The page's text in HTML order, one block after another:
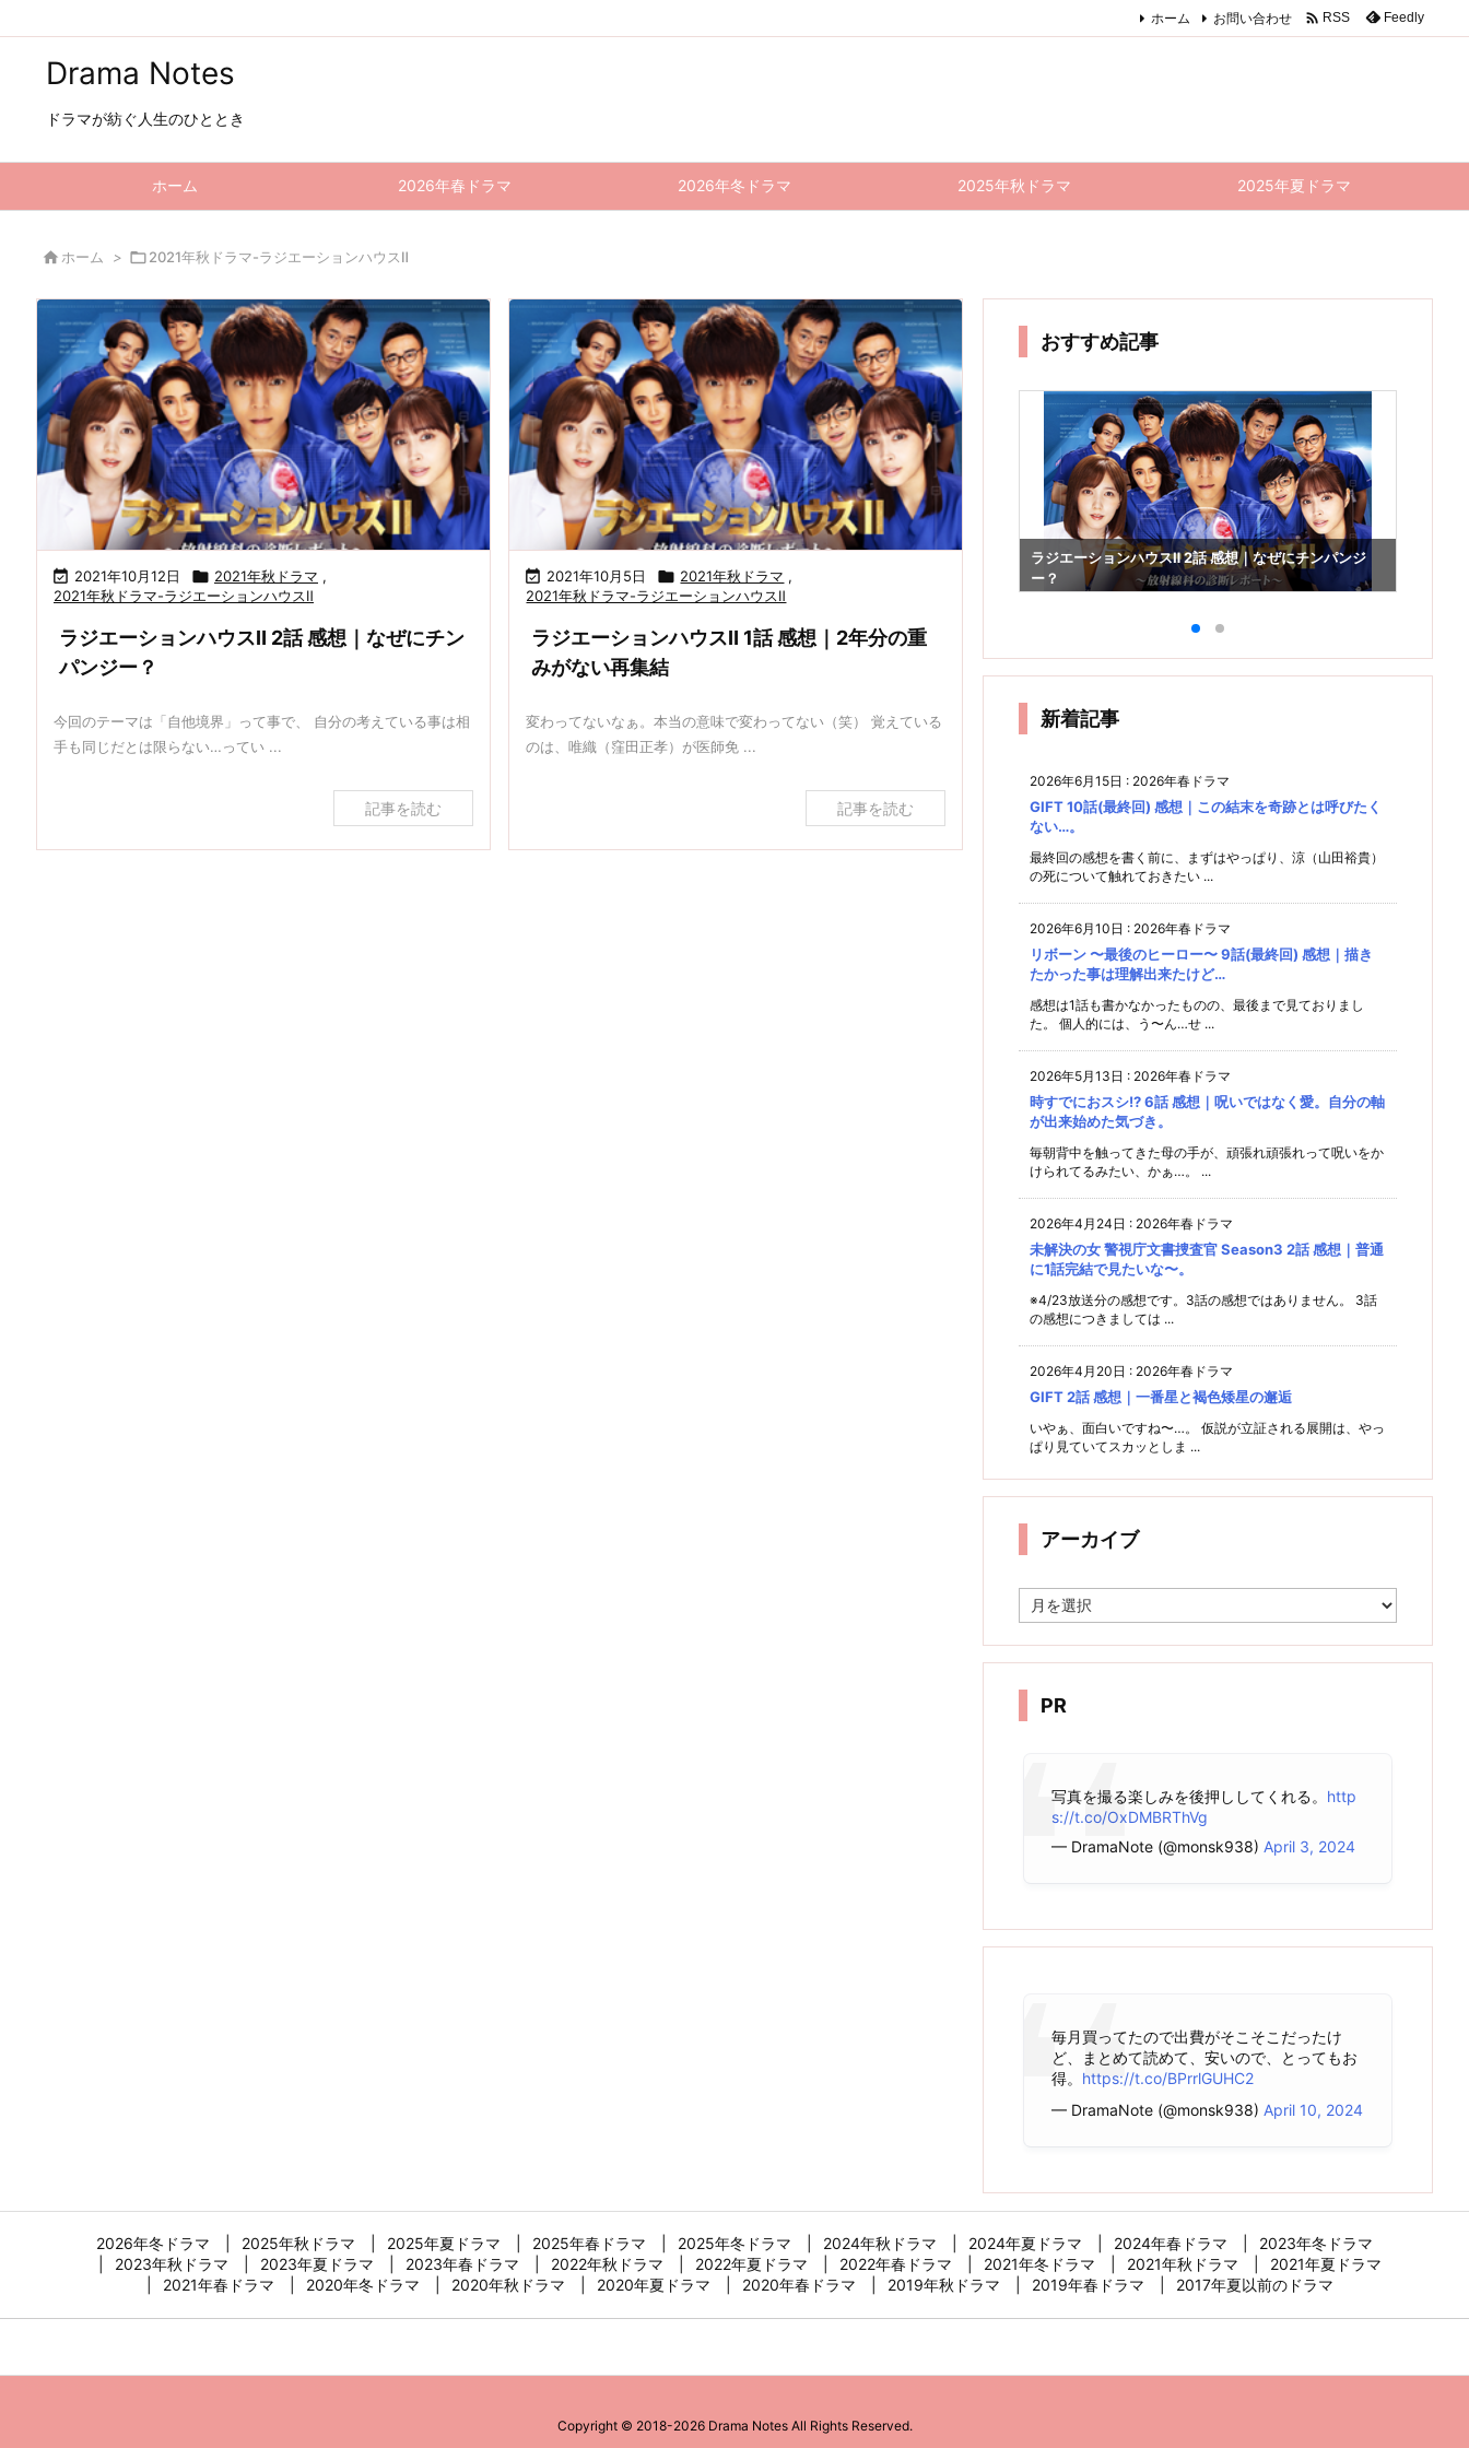
Drama Notes
ドラマが紡ぐ人生のひととき
ホーム 2026年春ドラマ 2026年冬ドラマ 2025年秋ドラマ 2025年夏ドラマ
ホーム お問い合わせ  RSS Feedly
 ホーム > 2021年秋ドラマ-ラジエーションハウスⅡ
 2021年10月12日  2021年秋ドラマ ,
2021年秋ドラマ-ラジエーションハウスⅡ
ラジエーションハウスⅡ 2話 感想｜なぜにチン
パンジー？
今回のテーマは「自他境界」って事で、 自分の考えている事は相
手も同じだとは限らない…ってい ...
記事を読む
 2021年10月5日  2021年秋ドラマ ,
2021年秋ドラマ-ラジエーションハウスⅡ
ラジエーションハウスⅡ 1話 感想｜2年分の重
みがない再集結
変わってないなぁ。本当の意味で変わってない（笑） 覚えている
のは、唯織（窪田正孝）が医師免 ...
記事を読む
おすすめ記事
ラジエーションハウスⅡ 2話 感想｜なぜにチンパンジ ラジエーションハウスⅡ 1話 感想｜2年分の重みがない
再集結
ラジエーションハウスⅡ 2話 感想｜なぜにチンパンジ
ー？
新着記事
2026年6月15日 : 2026年春ドラマ
GIFT 10話(最終回) 感想｜この結末を奇跡とは呼びたく
ない…。
最終回の感想を書く前に、まずはやっぱり、涼（山田裕貴）
の死について触れておきたい ...
2026年6月10日 : 2026年春ドラマ
リボーン 〜最後のヒーロー〜 9話(最終回) 感想｜描き
たかった事は理解出来たけど…
感想は1話も書かなかったものの、最後まで見ておりまし
た。 個人的には、う〜ん…せ ...
2026年5月13日 : 2026年春ドラマ
時すでにおスシ!? 6話 感想｜呪いではなく愛。自分の軸
が出来始めた気づき。
毎朝背中を触ってきた母の手が、頑張れ頑張れって呪いをか
けられてるみたい、かぁ…。 ...
2026年4月24日 : 2026年春ドラマ
未解決の女 警視庁文書捜査官 Season3 2話 感想｜普通
に1話完結で見たいな〜。
※4/23放送分の感想です。3話の感想ではありません。 3話
の感想につきましては ...
2026年4月20日 : 2026年春ドラマ
GIFT 2話 感想｜一番星と褐色矮星の邂逅
いやぁ、面白いですね〜…。 仮説が立証される展開は、やっ
ぱり見ていてスカッとしま ...
アーカイブ
ー
イ
PR
写真を撮る楽しみを後押ししてくれる。 http
s://t.co/OxDMBRThVg
— DramaNote (@monsk938) April 3, 2024
毎月買ってたので出費がそこそこだったけ
ど、まとめて読めて、安いので、とってもお
得。 https://t.co/BPrrlGUHC2
— DramaNote (@monsk938) April 10, 2024
2026年冬ドラマ 2025年秋ドラマ 2025年夏ドラマ 2025年春ドラマ 2025年冬ドラマ 2024年秋ドラマ 2024年夏ドラマ 2024年春ドラマ
2023年冬ドラマ
2023年秋ドラマ
2023年夏ドラマ 2023年春ドラマ 2022年秋ドラマ 2022年夏ドラマ 2022年春ドラマ 2021年冬ドラマ 2021年秋ドラマ
2021年夏ドラマ
2021年春ドラマ
2020年冬ドラマ 2020年秋ドラマ 2020年夏ドラマ 2020年春ドラマ 2019年秋ドラマ 2019年春ドラマ 2017年夏以前のドラマ
Copyright © 2018-2026 Drama NotesAll Rights Reserved.